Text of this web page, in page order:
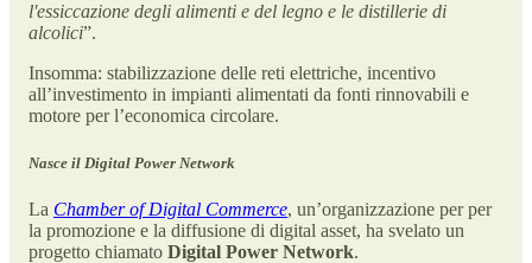
l'essiccazione degli alimenti e del legno e le distillerie di
alcolici”.
Insomma: stabilizzazione delle reti elettriche, incentivo
all’investimento in impianti alimentati da fonti rinnovabili e
motore per l’economica circolare.
Nasce il Digital Power Network
La Chamber of Digital Commerce, un’organizzazione per per
la promozione e la diffusione di digital asset, ha svelato un
progetto chiamato Digital Power Network.